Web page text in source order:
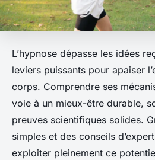
L’hypnose dépasse les idées
leviers puissants pour apaiser
corps. Comprendre ses
voie à un mieux-être durable,
preuves scientifiques solides.
simples et des conseils
exploiter pleinement ce